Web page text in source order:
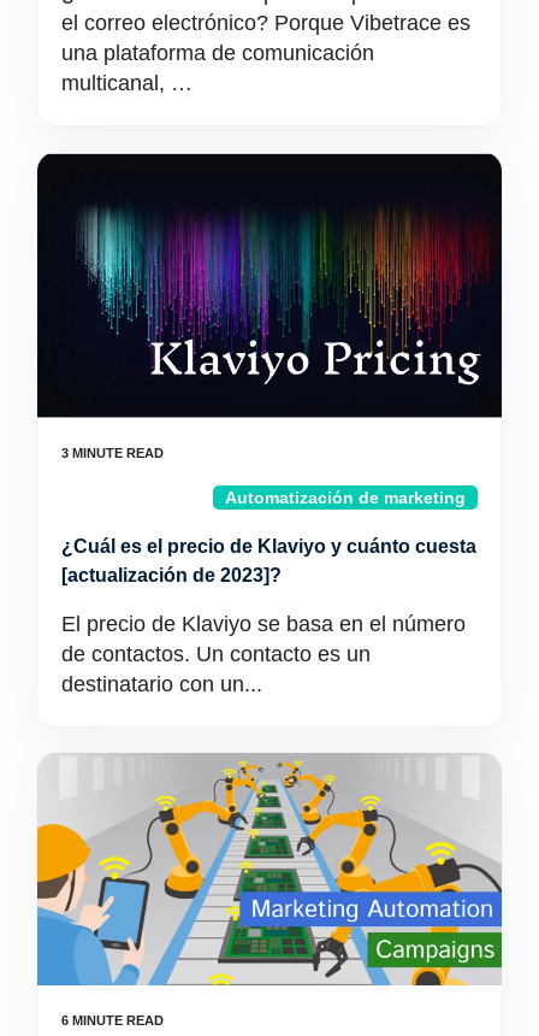
el correo electrónico? Porque Vibetrace es
una plataforma de comunicación
multicanal, …
Automatización de marketing
¿Cuál es el precio de Klaviyo y cuánto cuesta
[actualización de 2023]?
El precio de Klaviyo se basa en el número
de contactos. Un contacto es un
destinatario con un...